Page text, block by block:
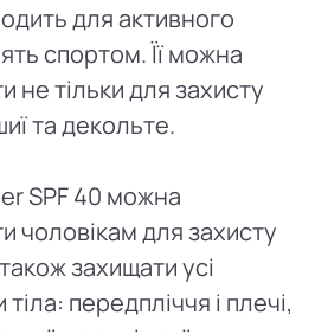
для активного
спортом. Її можна
не тільки для захисту
та декольте.
SPF 40 можна
чоловікам для захисту
захищати усі
тіла: передпліччя і плечі,